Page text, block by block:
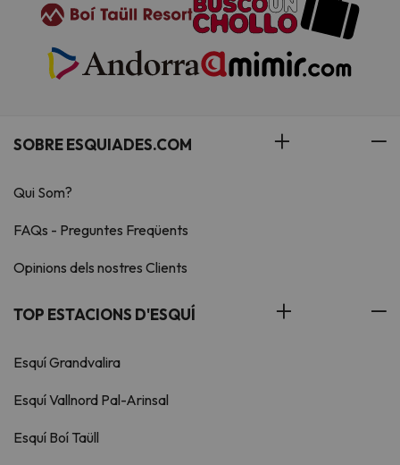
SOBRE ESQUIADES.COM
Qui Som?
FAQs - Preguntes Freqüents
Opinions dels nostres Clients
TOP ESTACIONS D'ESQUÍ
Esquí Grandvalira
Esquí Vallnord Pal-Arinsal
Esquí Boí Taüll